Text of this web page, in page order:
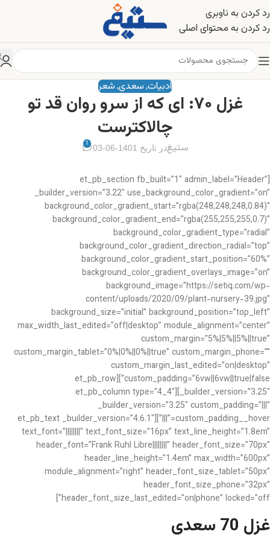
رد کردن به ناوبری
رد کردن به محتوای اصلی
ادبیات, سعدی, شعر
غزل ۷۰: ای که از سرو روان قد تو
چالاکترست
ستیغدر تاریخ 1401-06-03 1
[et_pb_section fb_built=”1″ admin_label=”Header”
_builder_version=”3.22″ use_background_color_gradient=”on”
background_color_gradient_start=”rgba(248,248,248,0.84)”
background_color_gradient_end=”rgba(255,255,255,0.7)”
background_color_gradient_type=”radial”
background_color_gradient_direction_radial=”top”
background_color_gradient_start_position=”60%”
background_color_gradient_overlays_image=”on”
background_image=”https://setiq.com/wp-
content/uploads/2020/09/plant-nursery-39.jpg”
background_size=”initial” background_position=”top_left”
max_width_last_edited=”off|desktop” module_alignment=”center”
custom_margin=”5%|5%||5%||true”
custom_margin_tablet=”0%|0%||0%||true” custom_margin_phone=””
custom_margin_last_edited=”on|desktop”
custom_padding=”6vw||6vw||true|false”][et_pb_row
_builder_version=”3.25″][et_pb_column type=”4_4″
_builder_version=”3.25″ custom_padding=”|||”
custom_padding__hover=”|||”][et_pb_text _builder_version=”4.6.1″
text_font=”||||||||” text_font_size=”16px” text_line_height=”1.8em”
header_font=”Frank Ruhl Libre||||||||” header_font_size=”70px”
header_line_height=”1.4em” max_width=”600px”
module_alignment=”right” header_font_size_tablet=”50px”
header_font_size_phone=”32px”
header_font_size_last_edited=”on|phone” locked=”off”]
غزل 70 سعدی